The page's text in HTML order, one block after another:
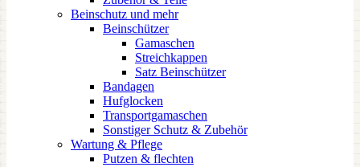
Beinschutz und mehr
Beinschützer
Gamaschen
Streichkappen
Satz Beinschützer
Bandagen
Hufglocken
Transportgamaschen
Sonstiger Schutz & Zubehör
Wartung & Pflege
Putzen & flechten